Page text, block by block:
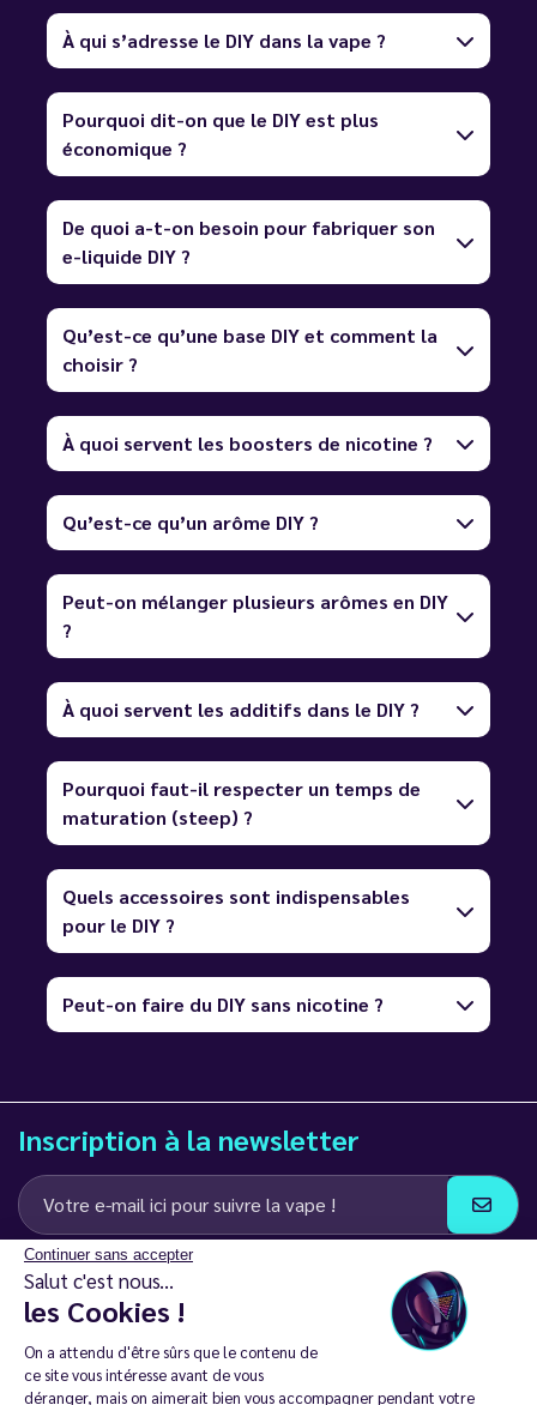
Continuer sans accepter
Salut c'est nous...
les Cookies !
On a attendu d'être sûrs que le contenu de
ce site vous intéresse avant de vous
déranger, mais on aimerait bien vous accompagner pendant votre
À qui s’adresse le DIY dans la vape ?
Pourquoi dit-on que le DIY est plus
économique ?
De quoi a-t-on besoin pour fabriquer son
e-liquide DIY ?
Qu’est-ce qu’une base DIY et comment la
choisir ?
À quoi servent les boosters de nicotine ?
Qu’est-ce qu’un arôme DIY ?
Peut-on mélanger plusieurs arômes en DIY
?
À quoi servent les additifs dans le DIY ?
Pourquoi faut-il respecter un temps de
maturation (steep) ?
Quels accessoires sont indispensables
pour le DIY ?
Peut-on faire du DIY sans nicotine ?
Inscription à la newsletter
J’accepte de recevoir des communications e-mail et SMS de la part de
LD Groupe
Restez en contact